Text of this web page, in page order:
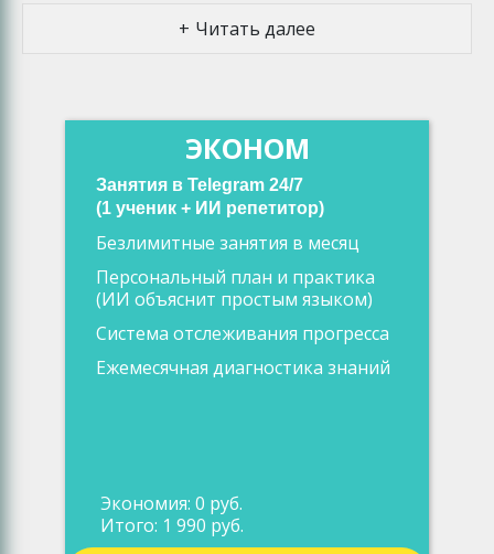
Читать далее
ЭКОНОМ
Занятия в Telegram 24/7
(1 ученик + ИИ репетитор)
Безлимитные занятия в месяц
Персональный план и практика
(ИИ объяснит простым языком)
Система отслеживания прогресса
Ежемесячная диагностика знаний
Экономия: 0 руб.
Итого: 1 990 руб.